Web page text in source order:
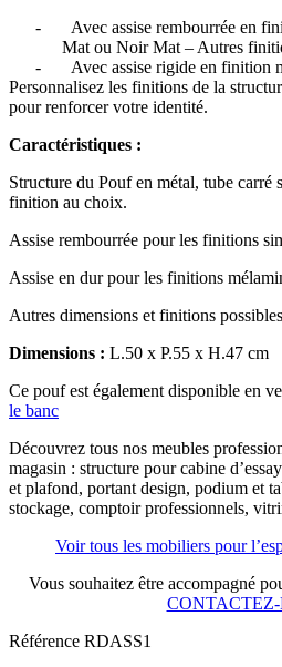
- Avec assise rembourrée en
Mat ou Noir Mat – Autres
- Avec assise rigide en finition
Personnalisez les finitions de la
pour renforcer votre identité.
Caractéristiques :
Structure du Pouf en métal, tube carré
finition au choix.
Assise rembourrée pour les finitions
Assise en dur pour les finitions
Autres dimensions et finitions
Dimensions : L.50 x P.55 x H.47 cm
Ce pouf est également disponible en
le banc
Découvrez tous nos meubles
magasin : structure pour cabine
et plafond, portant design, podium et
stockage, comptoir professionnels,
Voir tous les mobiliers pour
Vous souhaitez être accompagné
Référence RDASS1